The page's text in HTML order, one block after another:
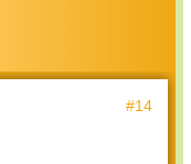
#14